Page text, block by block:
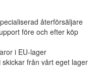
återförsäljare
före och efter köp
i EU-lager
skickar från vårt eget lager